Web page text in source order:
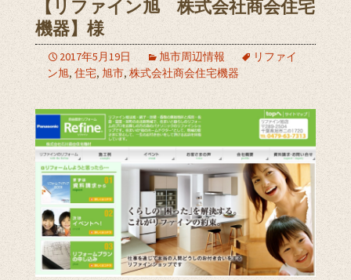
【リファイン旭 株式会社商会住宅
機器】様
2017年5月19日 旭市周辺情報
リファイ
ン旭, 住宅, 旭市, 株式会社商会住宅機器